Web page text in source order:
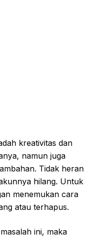
kreativitas dan
namun juga
Tidak heran
hilang. Untuk
menemukan cara
atau terhapus.
ini, maka